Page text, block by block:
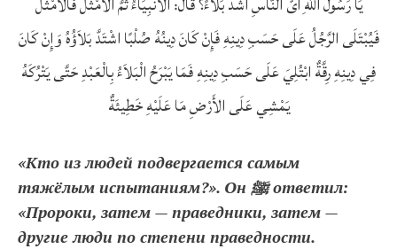
فَيُبْتَلَى الرَّجُلُ عَلَى حَسَبِ دِينِهِ فَإِنْ كَانَ دِينُهُ صُلْبًا اشْتَدَّ بَلاَؤُهُ وَإِنْ كَانَ
فِي دِينِهِ رِقَّةٌ ابْتُلِيَ عَلَى حَسَبِ دِينِهِ فَمَا يَبْرَحُ الْبَلاَءُ بِالْعَبْدِ حَتَّى يَتْرُكَهُ
يَمْشِي عَلَى الأَرْضِ مَا عَلَيْهِ خَطِيئَةٌ
«Кто из людей подвергается самым
тяжёлым испытаниям?». Он ﷺ ответил:
«Пророки, затем — праведники, затем —
другие люди по степени праведности.